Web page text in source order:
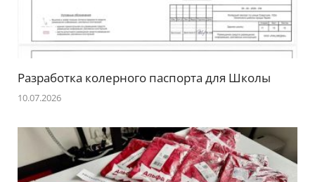
Разработка колерного паспорта для Школы
10.07.2026